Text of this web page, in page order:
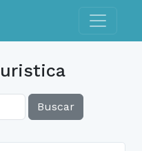
Toggle
Buscar